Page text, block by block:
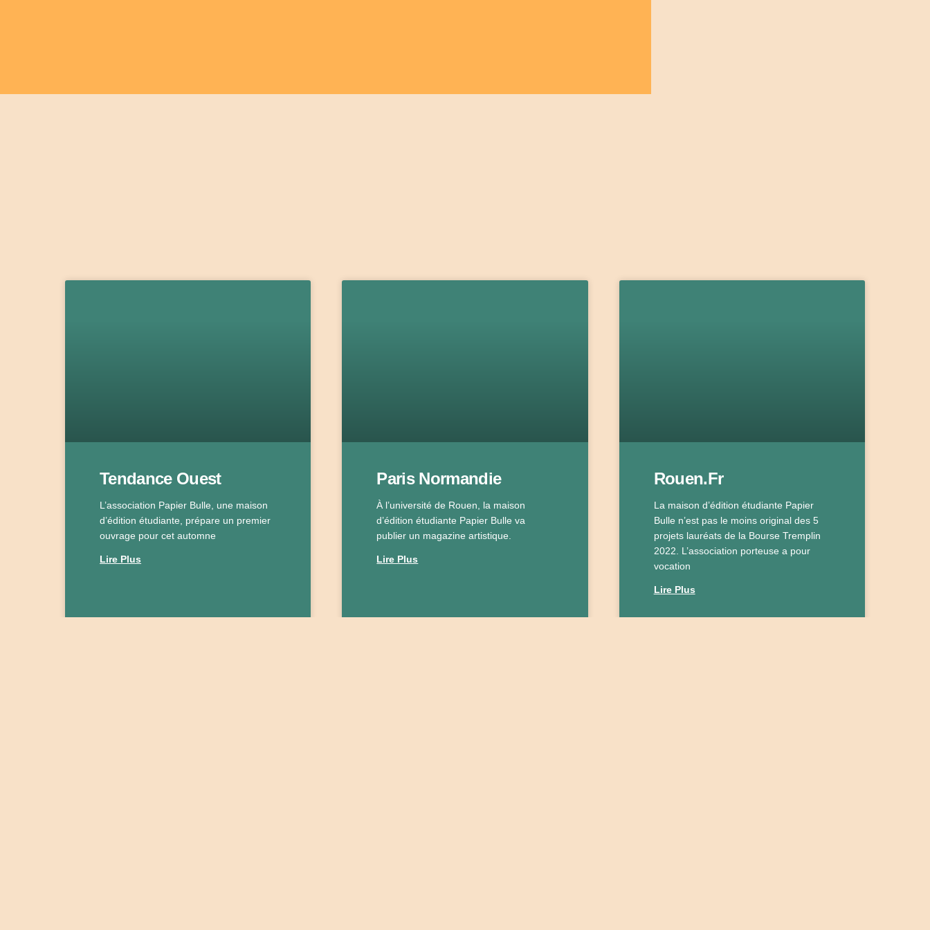
Tendance Ouest
L’association Papier Bulle, une maison
d’édition étudiante, prépare un premier
ouvrage pour cet automne
Lire Plus
Paris Normandie
À l’université de Rouen, la maison
d’édition étudiante Papier Bulle va
publier un magazine artistique.
Lire Plus
Rouen.fr
La maison d’édition étudiante Papier
Bulle n’est pas le moins original des 5
projets lauréats de la Bourse Tremplin
2022. L’association porteuse a pour
vocation
Lire Plus